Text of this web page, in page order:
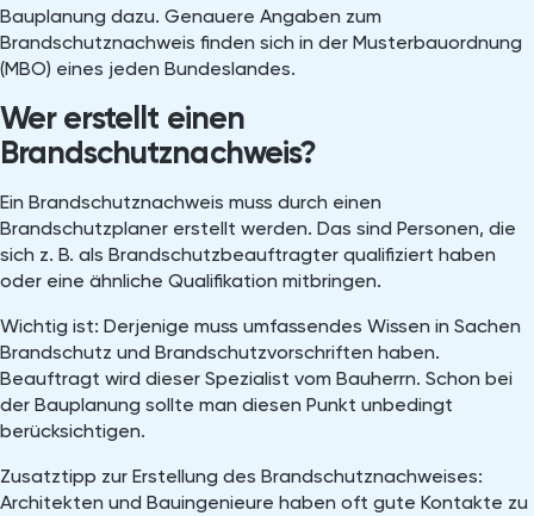
Bauplanung dazu. Genauere Angaben zum
Brandschutznachweis finden sich in der Musterbauordnung
(MBO) eines jeden Bundeslandes.
Wer erstellt einen
Brandschutznachweis?
Ein Brandschutznachweis muss durch einen
Brandschutzplaner erstellt werden. Das sind Personen, die
sich z. B. als Brandschutzbeauftragter qualifiziert haben
oder eine ähnliche Qualifikation mitbringen.
Wichtig ist: Derjenige muss umfassendes Wissen in Sachen
Brandschutz und Brandschutzvorschriften haben.
Beauftragt wird dieser Spezialist vom Bauherrn. Schon bei
der Bauplanung sollte man diesen Punkt unbedingt
berücksichtigen.
Zusatztipp zur Erstellung des Brandschutznachweises:
Architekten und Bauingenieure haben oft gute Kontakte zu